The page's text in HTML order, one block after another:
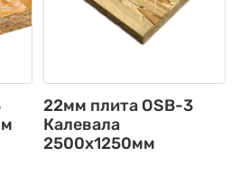
22мм плита OSB-3
Калевала
2500х1250мм